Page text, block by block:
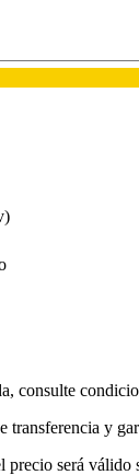
consulte
transferencia y
precio será